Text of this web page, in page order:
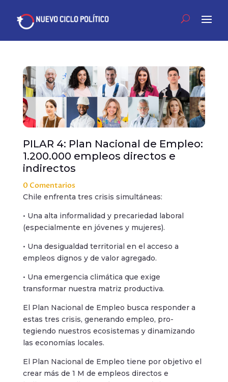
PILAR 4: Plan Nacional de Empleo:
1.200.000 empleos directos e
indirectos
0 Comentarios
Chile enfrenta tres crisis simultáneas:
• Una alta informalidad y precariedad laboral
(especialmente en jóvenes y mujeres).
• Una desigualdad territorial en el acceso a
empleos dignos y de valor agregado.
• Una emergencia climática que exige
transformar nuestra matriz productiva.
El Plan Nacional de Empleo busca responder a
estas tres crisis, generando empleo, pro-
tegiendo nuestros ecosistemas y dinamizando
las economías locales.
El Plan Nacional de Empleo tiene por objetivo el
crear más de 1 M de empleos directos e